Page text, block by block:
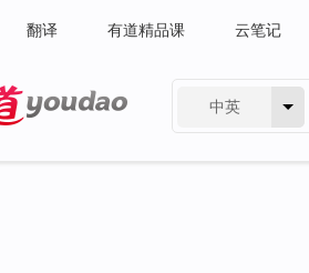
翻译 有道精品课 云笔记
中英